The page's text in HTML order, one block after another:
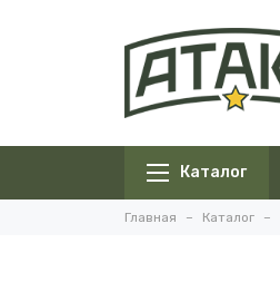
Каталог
Главная Каталог